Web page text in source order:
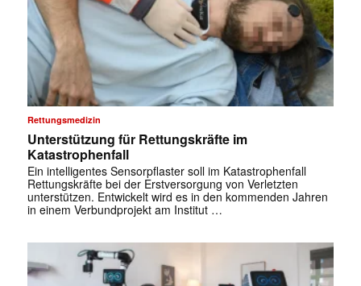
✕
Rettungsmedizin
Unterstützung für Rettungskräfte im
Katastrophenfall
Ein intelligentes Sensorpflaster soll im Katastrophenfall
Rettungskräfte bei der Erstversorgung von Verletzten
unterstützen. Entwickelt wird es in den kommenden Jahren
in einem Verbundprojekt am Institut …